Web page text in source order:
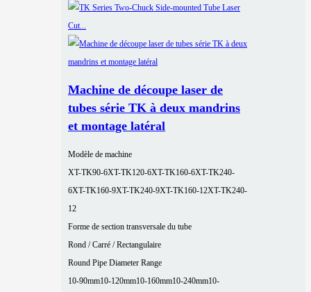
Machine de découpe laser de
tubes série TK à deux mandrins
et montage latéral
Modèle de machine
XT-TK90-6XT-TK120-6XT-TK160-6XT-TK240-
6XT-TK160-9XT-TK240-9XT-TK160-12XT-TK240-
12
Forme de section transversale du tube
Rond / Carré / Rectangulaire
Round Pipe Diameter Range
10-90mm10-120mm10-160mm10-240mm10-